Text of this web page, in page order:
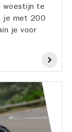
woestijn te
je met 200
je voor